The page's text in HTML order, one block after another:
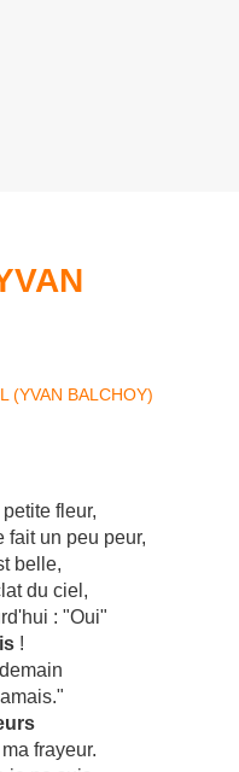
fleur,
fait un peu peur,
belle,
du ciel,
: "Oui"
!
frayeur.